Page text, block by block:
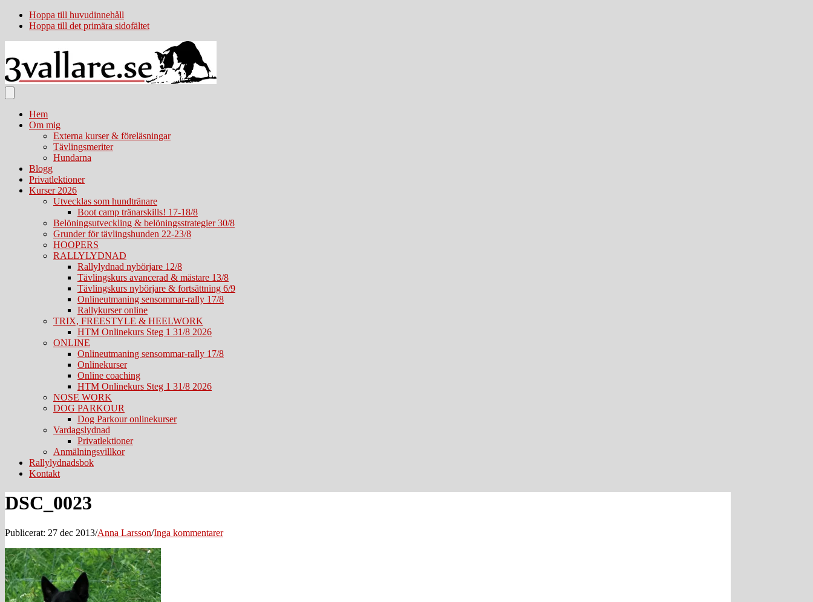
Hoppa till huvudinnehåll
Hoppa till det primära sidofältet
Hem
Om mig
Externa kurser & föreläsningar
Tävlingsmeriter
Hundarna
Blogg
Privatlektioner
Kurser 2026
Utvecklas som hundtränare
Boot camp tränarskills! 17-18/8
Belöningsutveckling & belöningsstrategier 30/8
Grunder för tävlingshunden 22-23/8
HOOPERS
RALLYLYDNAD
Rallylydnad nybörjare 12/8
Tävlingskurs avancerad & mästare 13/8
Tävlingskurs nybörjare & fortsättning 6/9
Onlineutmaning sensommar-rally 17/8
Rallykurser online
TRIX, FREESTYLE & HEELWORK
HTM Onlinekurs Steg 1 31/8 2026
ONLINE
Onlineutmaning sensommar-rally 17/8
Onlinekurser
Online coaching
HTM Onlinekurs Steg 1 31/8 2026
NOSE WORK
DOG PARKOUR
Dog Parkour onlinekurser
Vardagslydnad
Privatlektioner
Anmälningsvillkor
Rallylydnadsbok
Kontakt
DSC_0023
Publicerat: 27 dec 2013/Anna Larsson/Inga kommentarer